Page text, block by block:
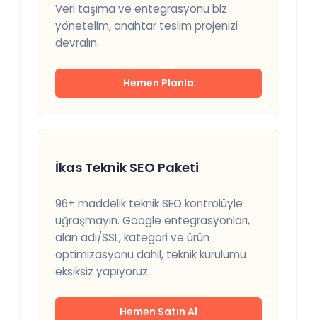
Veri taşıma ve entegrasyonu biz
yönetelim, anahtar teslim projenizi
devralın.
Hemen Planla
İkas Teknik SEO Paketi
96+ maddelik teknik SEO kontrolüyle
uğraşmayın. Google entegrasyonları,
alan adı/SSL, kategori ve ürün
optimizasyonu dahil, teknik kurulumu
eksiksiz yapıyoruz.
Hemen Satın Al